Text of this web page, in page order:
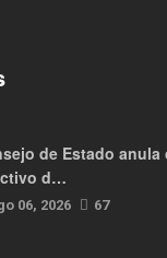
de Estado anula
d…
06, 2026 67